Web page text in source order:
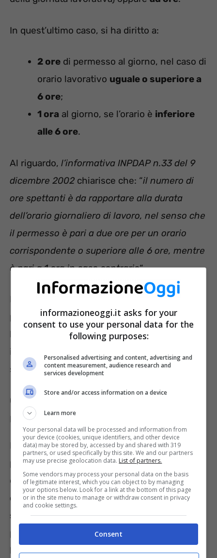
In quest’ultimo caso, si ha diritto a:
2 ore di permesso al giorno, nel caso di
orario lavorativo uguale o superiore a
6 ore;
1 ora al giorno, se l’orario è inferiore
alle 6 ore.
Al riguardo, l’informativa INPDAP n.33 del 9
dicembre 2002 chiarisce che: “il numero di
ore spettanti è da rapportare alla durata
dell’orario giornaliero di lavoro, nel senso che
il permesso è pari a due ore per un orario
corrispondente o superiore alle 6 ore, mentre
è pari a 1 ora in caso contrario“.
Il marito della nostra Lettrice, dunque, non
può suddividere i permessi in un’ora al giorno,
bensì in 2, perché il suo orario di lavoro non è
inferiore alle 6 ore (è, infatti, pari a 40 ore
settimanali).
Giorni oppure ore di assenza
retribuita
La modalità di concessione delle ore di
permesso giornaliere, dunque, non dipende
dal tipo di contratto (pieno o parziale) ma dalle
ore di lavoro giornaliero effettivamente
svolto. I permessi 104, infatti, spettano solo
per le giornate in cui si presta attività
lavorativa.
informazioneoggi.it asks for your
consent to use your personal data for the
following purposes:
Personalised advertising and content, advertising and
content measurement, audience research and
services development
Store and/or access information on a device
Learn more
Your personal data will be processed and information from
your device (cookies, unique identifiers, and other device
data) may be stored by, accessed by and shared with 319
partners, or used specifically by this site. We and our partners
may use precise geolocation data. List of partners.
Some vendors may process your personal data on the basis
of legitimate interest, which you can object to by managing
your options below. Look for a link at the bottom of this page
or in the site menu to manage or withdraw consent in privacy
and cookie settings.
Consent